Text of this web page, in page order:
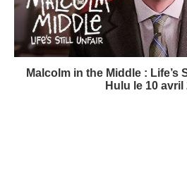
Malcolm in the Middle : Life’s
Hulu le 10 avril